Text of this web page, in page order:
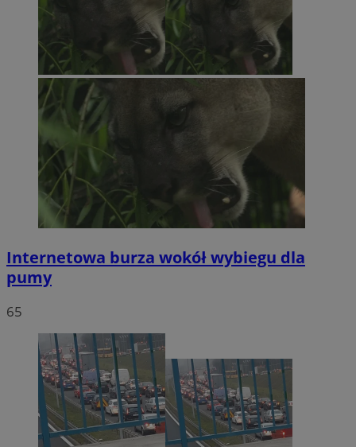
Internetowa burza wokół wybiegu dla
pumy
65